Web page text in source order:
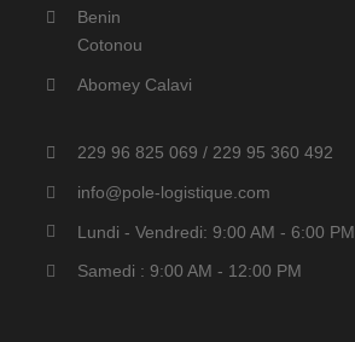
Benin
Cotonou
Abomey Calavi
229 96 825 069 / 229 95 360 492
info@pole-logistique.com
Lundi - Vendredi: 9:00 AM - 6:00 PM
Samedi : 9:00 AM - 12:00 PM